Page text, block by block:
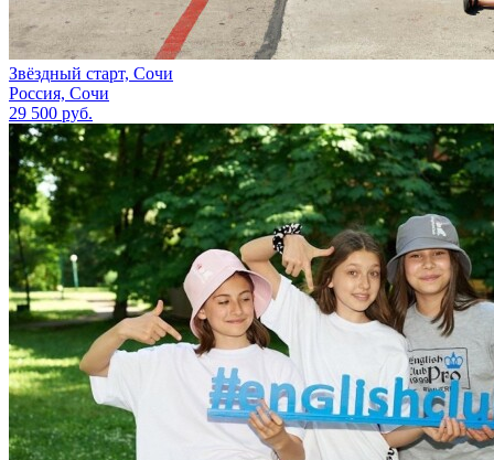
Звёздный старт, Сочи
Россия, Сочи
29 500 руб.